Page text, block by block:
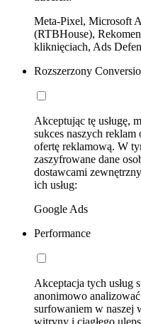
Meta-Pixel, Microsoft
(RTBHouse),
kliknięciach, Ads
Rozszerzony
Akceptując tę usługę,
sukces naszych
ofertę reklamową. W
zaszyfrowane dane
dostawcami
ich usług:
Google Ads
Performance
Akceptacja tych usług
anonimowo
surfowaniem w naszej
witryny i ciągłego